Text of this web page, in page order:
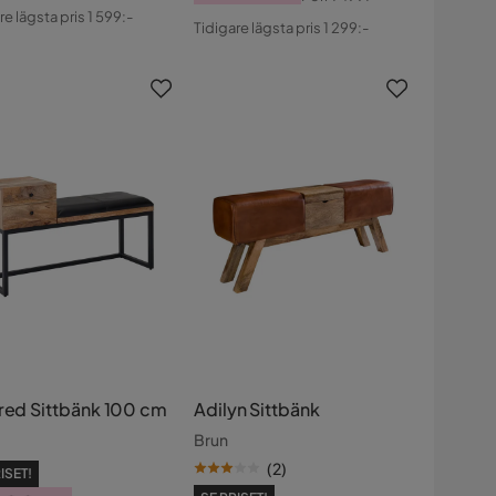
lägsta pris 1 599:-
Pris
Original
Tidigare lägsta pris 1 299:-
Sittbänk 100 cm Adilyn Sittbänk
Brun
(2)